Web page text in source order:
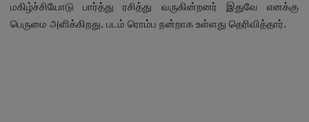
மகிழ்ச்சியோடு பார்த்து ரசித்து வருகின்றனர் இதுவே எனக்கு
பெருமை அளிக்கிறது. படம் ரொம்ப நன்றாக உள்ளது தெரிவித்தார்.